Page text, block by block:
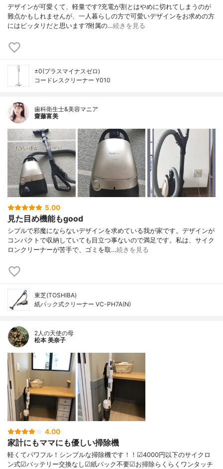
デザインが可愛くて、軽量です?充電が割とはやめに切れてしまうのが
難点かもしれませんが、一人暮らしの方で可愛いデザインをお求めの方
にはピッタリだと思います?附属の…続きを見る
±0(プラスマイナスゼロ)
コードレスクリーナー Y010
歯科衛生士&美容マニア
齋藤富美
5.00
見た目め機能もgood
シプルで邪魔にならないデザインを求めている我が家です。デザインが
コンパクトで収納していても目立つ事ないので満足です。私は、サイク
ロンクリーナーが苦手で、ゴミを取…続きを見る
東芝(TOSHIBA)
紙パック式クリーナー VC-PH7A(N)
2人の天使の母
松本 美奈子
4.00
家計にもママにも優しい掃除機
軽くてパワフル！シンプルな掃除機です！！☑︎4000円以下のサイクロ
ン式☑︎バッテリー交換なし☑︎紙パック不要☑︎お掃除らくらくワンタッチ